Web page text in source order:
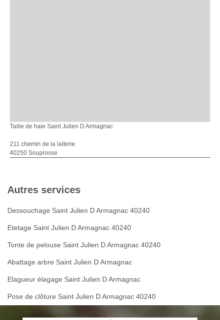
Taille de haie Saint Julien D Armagnac
211 chemin de la laiterie
40250 Souprosse
Autres services
Dessouchage Saint Julien D Armagnac 40240
Etetage Saint Julien D Armagnac 40240
Tonte de pelouse Saint Julien D Armagnac 40240
Abattage arbre Saint Julien D Armagnac
Elagueur élagage Saint Julien D Armagnac
Pose de clôture Saint Julien D Armagnac 40240